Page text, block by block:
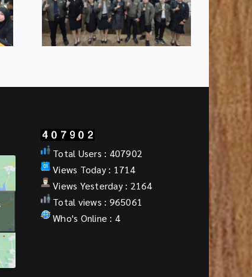
2
“พฤหัสเช้า ข่าว สพฐ.”
Total Users : 407902
Views Today : 1714
Views Yesterday : 2164
Total views : 965061
Who's Online : 4